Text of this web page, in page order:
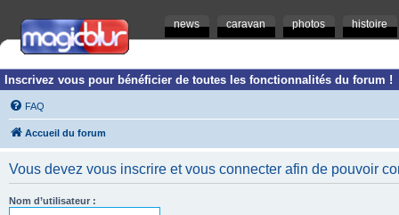
news caravan photos histoire
Inscrivez vous pour bénéficier de toutes les fonctionnalités du forum !
FAQ
Accueil du forum
Vous devez vous inscrire et vous connecter afin de pouvoir
Nom d’utilisateur :